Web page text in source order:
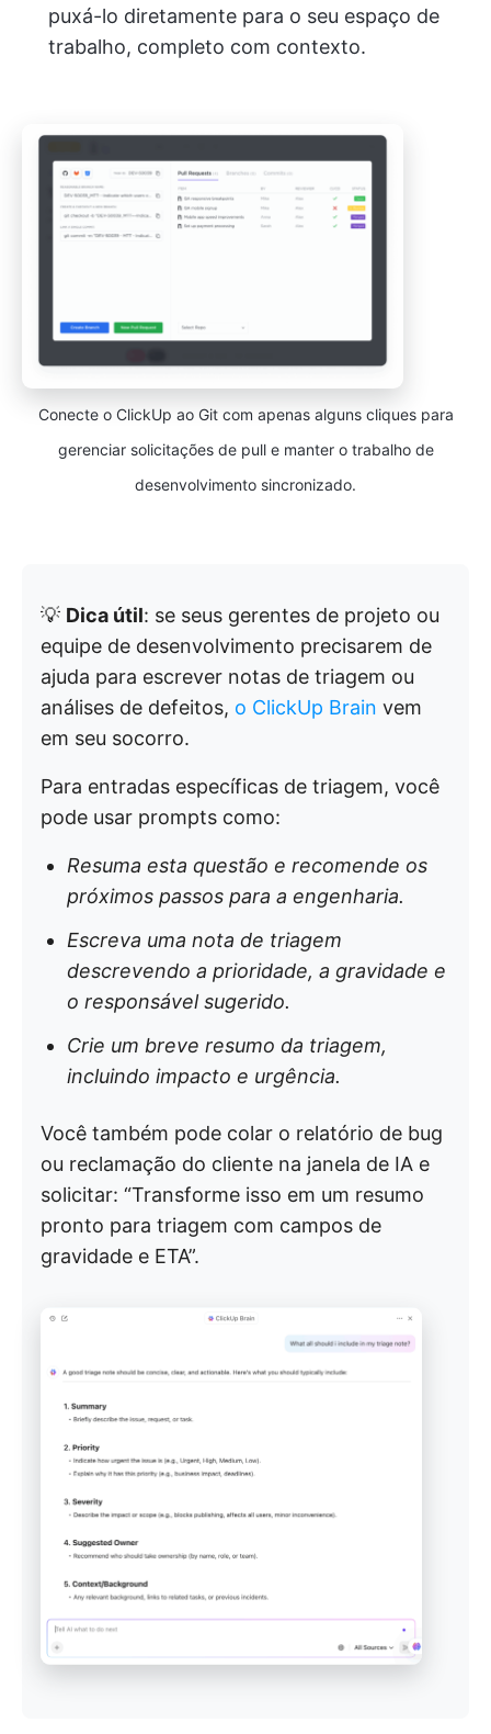
puxá-lo diretamente para o seu espaço de
trabalho, completo com contexto.
Conecte o ClickUp ao Git com apenas alguns cliques para
gerenciar solicitações de pull e manter o trabalho de
desenvolvimento sincronizado.
💡 Dica útil: se seus gerentes de projeto ou
equipe de desenvolvimento precisarem de
ajuda para escrever notas de triagem ou
análises de defeitos, o ClickUp Brain vem
em seu socorro.
Para entradas específicas de triagem, você
pode usar prompts como:
Resuma esta questão e recomende os
próximos passos para a engenharia.
Escreva uma nota de triagem
descrevendo a prioridade, a gravidade e
o responsável sugerido.
Crie um breve resumo da triagem,
incluindo impacto e urgência.
Você também pode colar o relatório de bug
ou reclamação do cliente na janela de IA e
solicitar: “Transforme isso em um resumo
pronto para triagem com campos de
gravidade e ETA”.